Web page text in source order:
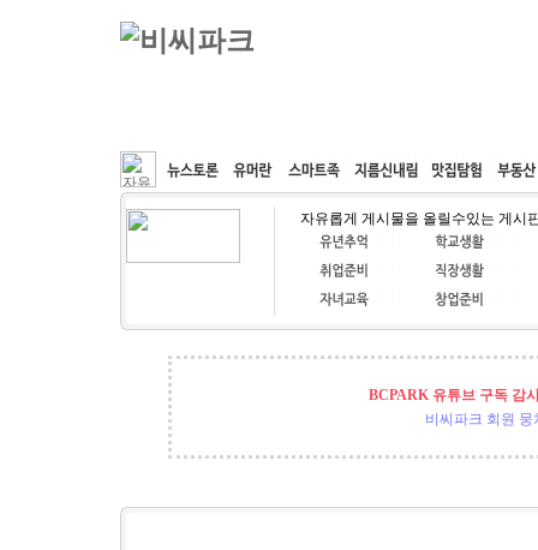
커뮤니티 속도패치 웹호스팅 공동구매
자유롭게 게시물을 올릴수있는 게시
BCPARK 유튜브 구독 감
비씨파크 회원 뭉